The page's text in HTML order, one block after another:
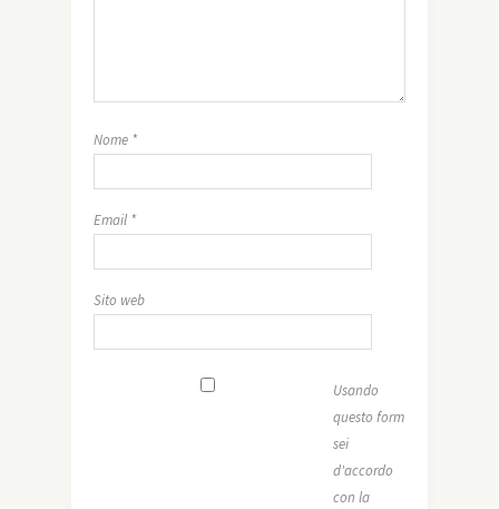
Nome *
Email *
Sito web
Usando
questo form
sei
d'accordo
con la